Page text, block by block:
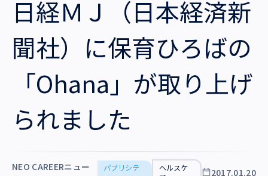
私たちの考え方
就労支援
業務支援
会社概要
役員一覧
拠点一覧
採用情報
日経ＭＪ（日本経済新
聞社）に保育ひろばの
「Ohana」が取り上げ
られました
NEO CAREERニュー
パブリシテ
ヘルスケ
2017.01.20